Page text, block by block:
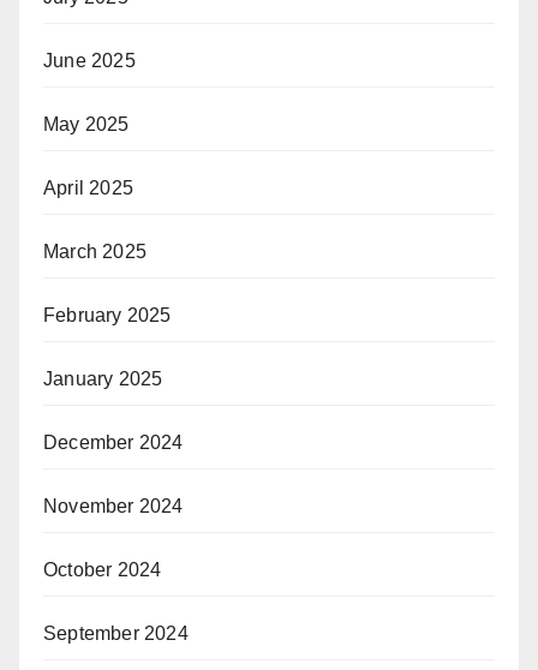
June 2025
May 2025
April 2025
March 2025
February 2025
January 2025
December 2024
November 2024
October 2024
September 2024